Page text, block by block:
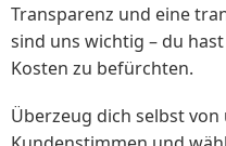
Transparenz und eine
sind uns wichtig – du
Kosten zu befürchten.
Überzeug dich selbst